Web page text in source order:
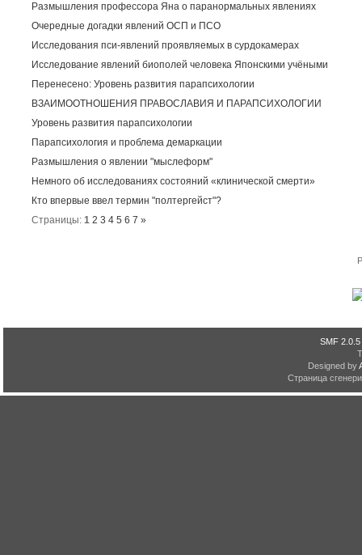
Размышления профессора Яна о паранормальных явлениях
Очередные догадки явлений ОСП и ПСО
Исследования пси-явлений проявляемых в сурдокамерах
Исследование явлений биополей человека Японскими учёными
Перенесено: Уровень развития парапсихологии
ВЗАИМООТНОШЕНИЯ ПРАВОСЛАВИЯ И ПАРАПСИХОЛОГИИ
Уровень развития парапсихологии
Парапсихология и проблема демаркации
Размышления о явлении "мыслеформ"
Немного об исследованиях состояний «клинической смерти»
Кто впервые ввел термин "полтергейст"?
Страницы: 1 2 3 4 5 6 7 »
SMF 2.0.5
Designed by
Страница